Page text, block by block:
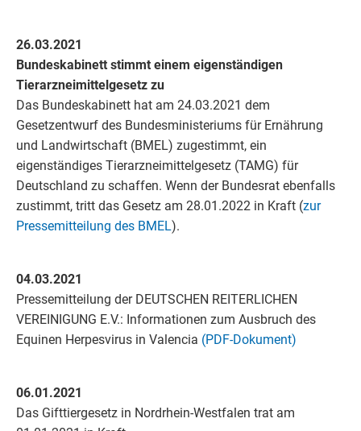
26.03.2021
Bundeskabinett stimmt einem eigenständigen
Tierarzneimittelgesetz zu
Das Bundeskabinett hat am 24.03.2021 dem
Gesetzentwurf des Bundesministeriums für Ernährung
und Landwirtschaft (BMEL) zugestimmt, ein
eigenständiges Tierarzneimittelgesetz (TAMG) für
Deutschland zu schaffen. Wenn der Bundesrat ebenfalls
zustimmt, tritt das Gesetz am 28.01.2022 in Kraft (zur
Pressemitteilung des BMEL).
04.03.2021
Pressemitteilung der DEUTSCHEN REITERLICHEN
VEREINIGUNG E.V.: Informationen zum Ausbruch des
Equinen Herpesvirus in Valencia (PDF-Dokument)
06.01.2021
Das Gifttiergesetz in Nordrhein-Westfalen trat am